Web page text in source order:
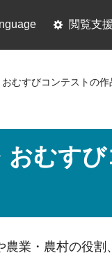
閲覧支
むすびコンテストの作
おむす
業・農村の役